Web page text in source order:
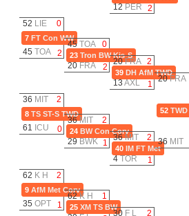
7FT Con WW
52 LIE 0
45 TOA 2
8TS ST-S TWD
36 MIT 2
61 ICU 0
9AfM Met Corv
62 K H 2
35 OPT 1
23Tron BW Kis-S
45TOA 0
20 FRA 2
24BW Con Corv
36MIT 2
29 BWK 1
25XM TS BW
62K H 1
12 PER 2
39 DH AfM TWD
20FRA 2
13 AXL 1
40 IM FT Met
36MIT 2
4 TOR 1
30 F L 2
52 TWD
20FRA
36 MIT